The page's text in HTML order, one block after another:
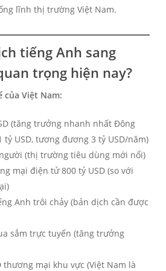
lĩnh thị trường Việt Nam.
tiếng Anh sang
trọng hiện nay?
của Việt Nam:
(tăng trưởng nhanh nhất Đông
tỷ USD, tương đương 3 tỷ USD/năm)
(thị trường tiêu dùng mới nổi)
mại điện tử 800 tỷ USD (so với
Anh trôi chảy (bản dịch cần được
sắm trực tuyến (tăng trưởng
thương mại khu vực (Việt Nam là